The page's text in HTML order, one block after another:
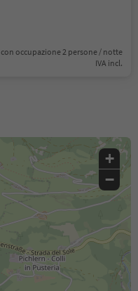
con occupazione 2 persone / notte
IVA incl.
+
−